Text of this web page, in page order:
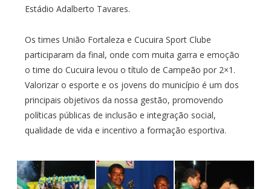
Estádio Adalberto Tavares.
Os times União Fortaleza e Cucuira Sport Clube
participaram da final, onde com muita garra e emoção
o time do Cucuira levou o título de Campeão por 2×1.
Valorizar o esporte e os jovens do município é um dos
principais objetivos da nossa gestão, promovendo
políticas públicas de inclusão e integração social,
qualidade de vida e incentivo a formação esportiva.